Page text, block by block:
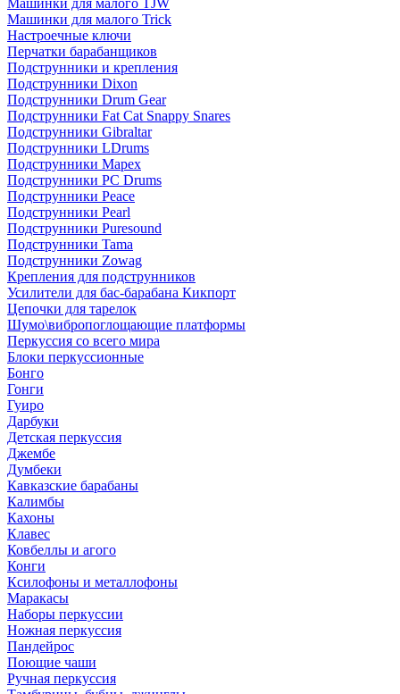
Машинки для малого TJW
Машинки для малого Trick
Настроечные ключи
Перчатки барабанщиков
Подструнники и крепления
Подструнники Dixon
Подструнники Drum Gear
Подструнники Fat Cat Snappy Snares
Подструнники Gibraltar
Подструнники LDrums
Подструнники Mapex
Подструнники PC Drums
Подструнники Peace
Подструнники Pearl
Подструнники Puresound
Подструнники Tama
Подструнники Zowag
Крепления для подструнников
Усилители для бас-барабана Кикпорт
Цепочки для тарелок
Шумо\вибропоглощающие платформы
Перкуссия со всего мира
Блоки перкуссионные
Бонго
Гонги
Гуиро
Дарбуки
Детская перкуссия
Джембе
Думбеки
Кавказские барабаны
Калимбы
Кахоны
Клавес
Ковбеллы и агого
Конги
Ксилофоны и металлофоны
Маракасы
Наборы перкуссии
Ножная перкуссия
Пандейрос
Поющие чаши
Ручная перкуссия